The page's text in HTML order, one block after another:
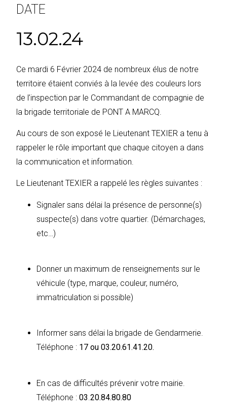
DATE
13.02.24
Ce mardi 6 Février 2024 de nombreux élus de notre
territoire étaient conviés à la levée des couleurs lors
de l’inspection par le Commandant de compagnie de
la brigade territoriale de PONT A MARCQ.
Au cours de son exposé le Lieutenant TEXIER a tenu à
rappeler le rôle important que chaque citoyen a dans
la communication et information.
Le Lieutenant TEXIER a rappelé les règles suivantes :
Signaler sans délai la présence de personne(s)
suspecte(s) dans votre quartier. (Démarchages,
etc…)
Donner un maximum de renseignements sur le
véhicule (type, marque, couleur, numéro,
immatriculation si possible)
Informer sans délai la brigade de Gendarmerie.
Téléphone : 17 ou 03.20.61.41.20.
En cas de difficultés prévenir votre mairie.
Téléphone :03.20.84.80.80